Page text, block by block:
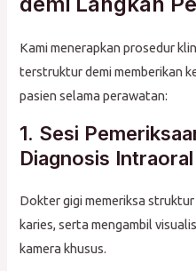
Kami menerapkan prosedur
terstruktur demi memberikan
pasien selama perawatan:
1. Sesi
Diagnosis Intraoral
Dokter gigi memeriksa
karies, serta mengambil
kamera khusus.